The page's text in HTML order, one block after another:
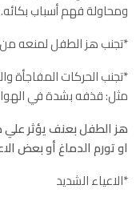
ومحاولة فهم أسباب بكائه.
*تجنب هز الطفل لمنعه من
*تجنب الحركات المفاجأة
مثل: قذفه بشدة في
هز الطفل بعنف يؤثر
او تورم الدماغ أو بعض
*الاعياء الشديد